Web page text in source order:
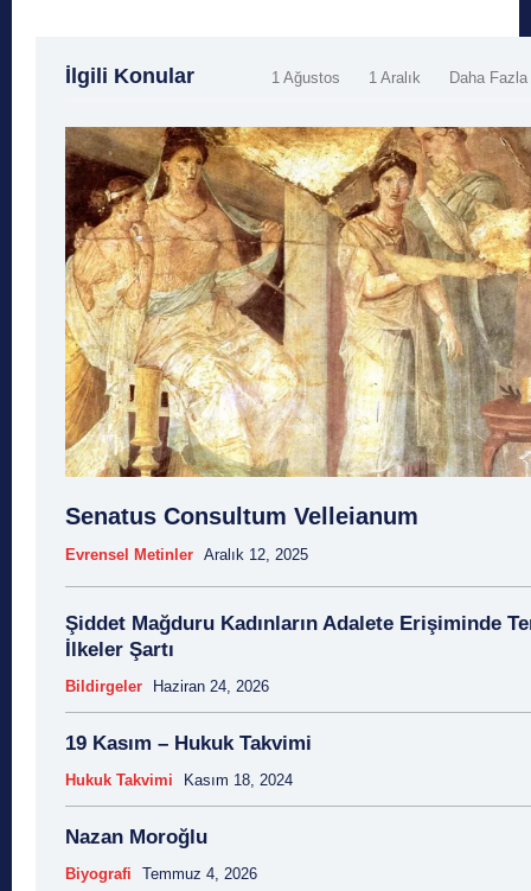
İlgili Konular 1 Ağustos 1 Aralık Daha Fazla
Senatus Consultum Velleianum
Evrensel Metinler Aralık 12, 2025
Şiddet Mağduru Kadınların Adalete Erişiminde
İlkeler Şartı
Bildirgeler Haziran 24, 2026
19 Kasım – Hukuk Takvimi
Hukuk Takvimi Kasım 18, 2024
Nazan Moroğlu
Biyografi Temmuz 4, 2026